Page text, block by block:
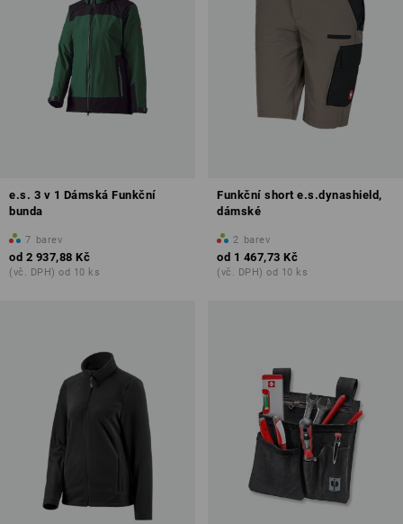
e.s. 3 v 1 Dámská Funkční
bunda
7 barev
od 2 937,88 Kč
(vč. DPH) od 10 ks
Funkční short e.s.dynashield,
dámské
2 barev
od 1 467,73 Kč
(vč. DPH) od 10 ks